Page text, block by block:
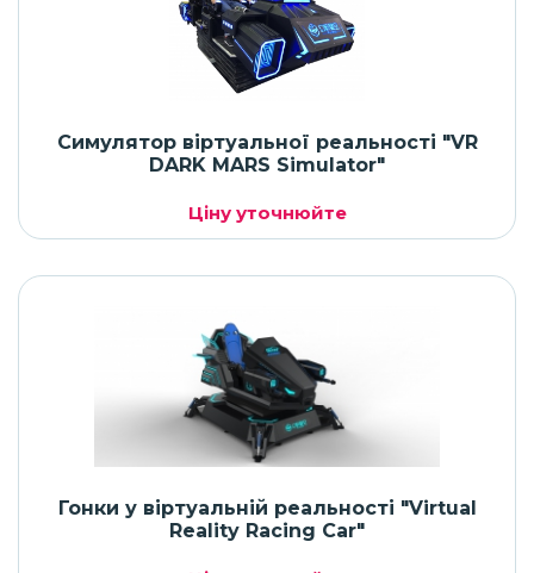
Симулятор віртуальної реальності "VR
DARK MARS Simulator"
Ціну уточнюйте
Гонки у віртуальній реальності "Virtual
Reality Racing Car"